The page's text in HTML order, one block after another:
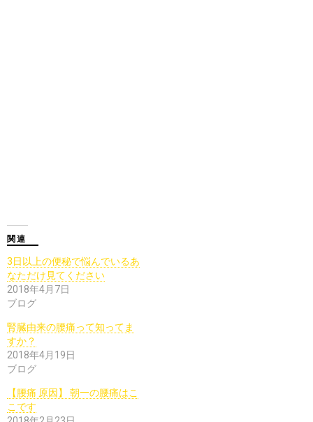
関連
3日以上の便秘で悩んでいるあ
なただけ見てください
2018年4月7日
ブログ
腎臓由来の腰痛って知ってま
すか？
2018年4月19日
ブログ
【腰痛 原因】 朝一の腰痛はこ
こです